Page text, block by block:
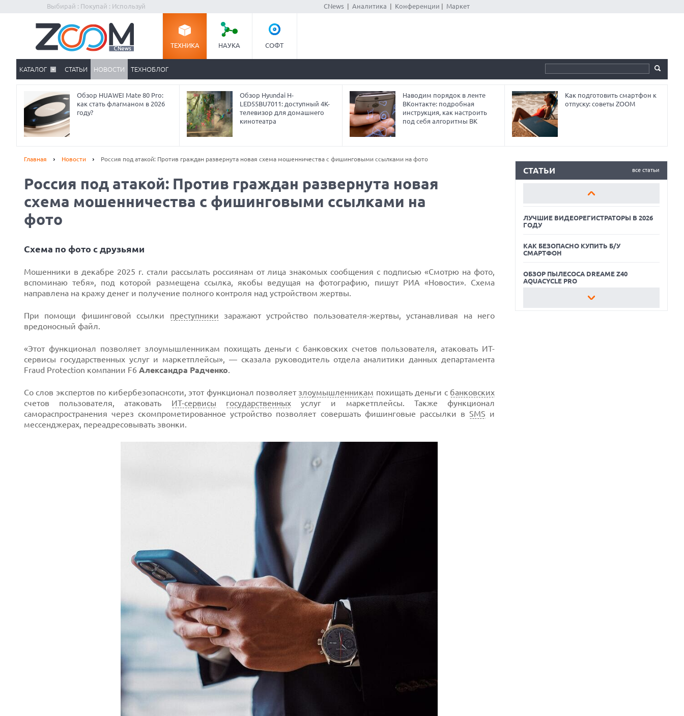
Выбирай : Покупай : Используй CNews| Аналитика Конференции Маркет
ТЕХНИКА НАУКА СОФТ
КАТАЛОГ СТАТЬИ НОВОСТИ ТЕХНОБЛОГ
Обзор HUAWEI Mate 80 Pro:
как стать флагманом в 2026
году?
Обзор Hyundai H-
LED55BU7011: доступный 4K-
телевизор для домашнего
кинотеатра
Наводим порядок в ленте
ВКонтакте: подробная
инструкция, как настроить
под себя алгоритмы ВК
Как подготовить смартфон к
отпуску: советы ZOOM
Главная Новости Россия под атакой: Против граждан развернута новая схема мошенничества с фишинговыми ссылками на фото
Россия под атакой: Против граждан развернута новая
схема мошенничества с фишинговыми ссылками на
фото
Схема по фото с друзьями
Мошенники в декабре 2025 г. стали рассылать россиянам от лица знакомых сообщения с подписью «Смотрю на фото,
вспоминаю тебя», под которой размещена ссылка, якобы ведущая на фотографию, пишут РИА «Новости». Схема
направлена на кражу денег и получение полного контроля над устройством жертвы.
При помощи фишинговой ссылки преступники заражают устройство пользователя-жертвы, устанавливая на него
вредоносный файл.
«Этот функционал позволяет злоумышленникам похищать деньги с банковских счетов пользователя, атаковать ИТ-
сервисы государственных услуг и маркетплейсы», — сказала руководитель отдела аналитики данных департамента
Frаud Protection компании F6 Александра Радченко.
Со слов экспертов по кибербезопаснсоти, этот функционал позволяет злоумышленникам похищать деньги с банковских
счетов пользователя, атаковать ИТ-сервисы государственныхуслуг и маркетплейсы. Также функционал
самораспространения через скомпрометированное устройство позволяет совершать фишинговые рассылки в SMS и
мессенджерах, переадресовывать звонки.
все статьи
СТАТЬИ
ЛУЧШИЕ ВИДЕОРЕГИСТРАТОРЫ В 2026
КАК БЕЗОПАСНО КУПИТЬ Б/У
СМАРТФОН
ОБЗОР ПЫЛЕСОСА DREAME Z40
ЛУЧШИЕ ВИДЕОРЕГИСТРАТОРЫ В 2026
ГОДУ
КАК БЕЗОПАСНО КУПИТЬ Б/У
СМАРТФОН
ОБЗОР ПЫЛЕСОСА DREAME Z40
AQUACYCLE PRO
ЛУЧШИЕ ВИДЕОРЕГИСТРАТОРЫ В 2026
Prev
Next